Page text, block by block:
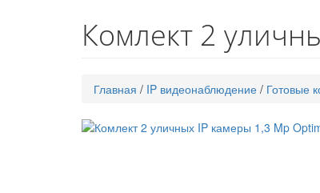
Комлект 2
Главная / IP видеонаблюдение / Готовые